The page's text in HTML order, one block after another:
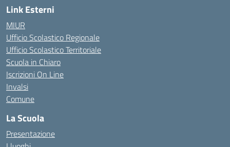
Link Esterni
MIUR
Ufficio Scolastico Regionale
Ufficio Scolastico Territoriale
Scuola in Chiaro
Iscrizioni On Line
Invalsi
Comune
La Scuola
Presentazione